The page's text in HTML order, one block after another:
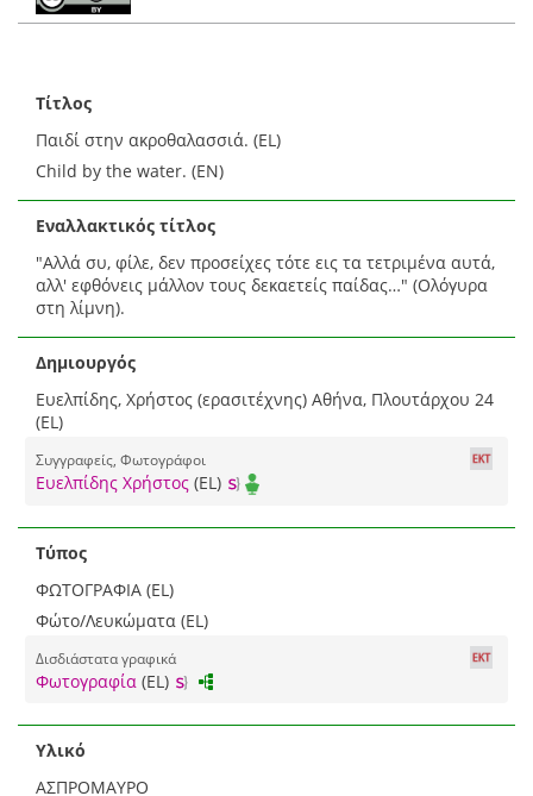
Τίτλος
Παιδί στην ακροθαλασσιά. (EL)
Child by the water. (EN)
Εναλλακτικός τίτλος
"Αλλά συ, φίλε, δεν προσείχες τότε εις τα τετριμένα αυτά,
αλλ' εφθόνεις μάλλον τους δεκαετείς παίδας…" (Ολόγυρα
στη λίμνη).
Δημιουργός
Ευελπίδης, Χρήστος (ερασιτέχνης) Αθήνα, Πλουτάρχου 24
(EL)
Συγγραφείς, Φωτογράφοι
Ευελπίδης Χρήστος (EL)
Τύπος
ΦΩΤΟΓΡΑΦΙΑ (EL)
Φώτο/Λευκώματα (EL)
Δισδιάστατα γραφικά
Φωτογραφία (EL)
Υλικό
ΑΣΠΡΟΜΑΥΡΟ